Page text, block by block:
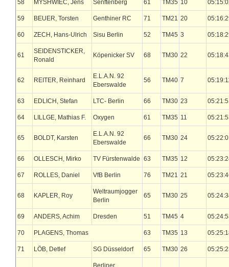
58 MYSHWIEC, Jens Senftenberg 61 TM35 10
59 BEUER, Torsten Genthiner RC 71 TM21 20
60 ZECH, Hans-Ulrich Sisu Berlin 52 TM45 3
61
SEIDENSTICKER,
Ronald
Köpenicker SV 68 TM30 22
62 REITER, Reinhard
E.L.A.N. 92
Eberswalde
56 TM40 7
63 EDLICH, Stefan LTC- Berlin 66 TM30 23
64 LILLGE, Mathias F. Oxygen 61 TM35 11
65 BOLDT, Karsten
E.L.A.N. 92
Eberswalde
66 TM30 24
66 OLLESCH, Mirko TV Fürstenwalde 63 TM35 12
67 ROLLES, Daniel VfB Berlin 76 TM21 21
68 KAPLER, Roy
Weltraumjogger
Berlin
65 TM30 25
69 ANDERS, Achim Dresden 51 TM45 4
70 PLAGENS, Thomas 63 TM35 13
71 LÖB, Detlef SG Düsseldorf 65 TM30 26
Berliner